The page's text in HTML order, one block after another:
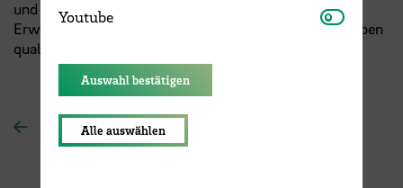
und erprobt. Es dient dazu, Lehrkräfte der
Erwachsenenbildung zu befähigen, inklusive Lerngruppen
qualitativhochwertig zu unterrichten.
Zur Übersichtsseite
Youtube Youtube
Auswahl bestätigen
Alle auswählen